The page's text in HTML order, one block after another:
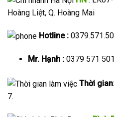
Hoàng Liệt, Q. Hoàng Mai
Hotline :
Mr. Hạnh :0379 571 501
Thời
7.